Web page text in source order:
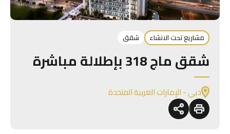
مشاريع تحت الانشاء شقق
شقق ماج 318 بإطلالة مباشرة
دبي - الإمارات العربية المتحدة